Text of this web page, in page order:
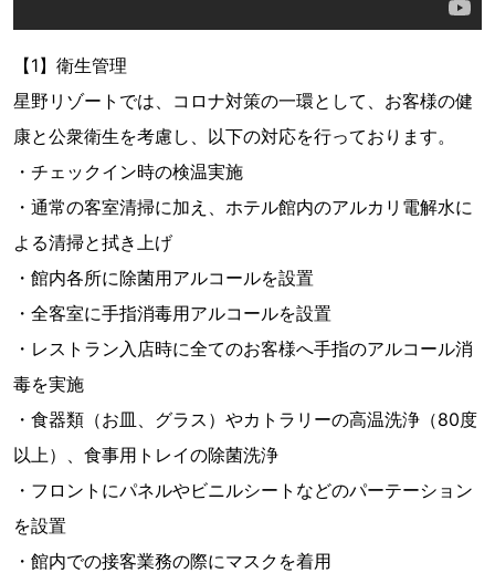
【1】衛生管理
星野リゾートでは、コロナ対策の一環として、お客様の健
康と公衆衛生を考慮し、以下の対応を行っております。
・チェックイン時の検温実施
・通常の客室清掃に加え、ホテル館内のアルカリ電解水に
よる清掃と拭き上げ
・館内各所に除菌用アルコールを設置
・全客室に手指消毒用アルコールを設置
・レストラン入店時に全てのお客様へ手指のアルコール消
毒を実施
・食器類（お皿、グラス）やカトラリーの高温洗浄（80度
以上）、食事用トレイの除菌洗浄
・フロントにパネルやビニルシートなどのパーテーション
を設置
・館内での接客業務の際にマスクを着用